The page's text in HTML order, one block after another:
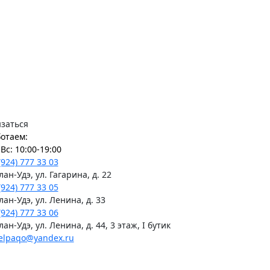
10:00-19:00
777 33 03
Удэ, ул. Гагарина, д. 22
777 33 05
Удэ, ул. Ленина, д. 33
777 33 06
Удэ, ул. Ленина, д. 44, 3 этаж, I бутик